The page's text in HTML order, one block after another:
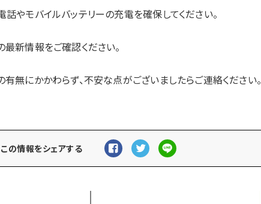
やモバイルバッテリーの充電を確保してください。
新情報をご確認ください。
無にかかわらず、不安な点がございましたらご連絡ください。
この情報をシェアする